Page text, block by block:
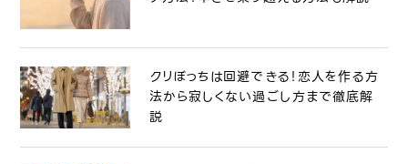
クリぼっちは回避できる！恋人を作る方
法から寂しくない過ごし方まで徹底解
説